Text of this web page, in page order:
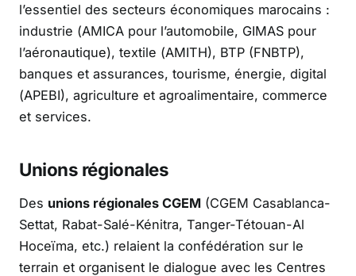
l’essentiel des secteurs économiques marocains :
industrie (AMICA pour l’automobile, GIMAS pour
l’aéronautique), textile (AMITH), BTP (FNBTP),
banques et assurances, tourisme, énergie, digital
(APEBI), agriculture et agroalimentaire, commerce
et services.
Unions régionales
Des unions régionales CGEM (CGEM Casablanca-
Settat, Rabat-Salé-Kénitra, Tanger-Tétouan-Al
Hoceïma, etc.) relaient la confédération sur le
terrain et organisent le dialogue avec les Centres